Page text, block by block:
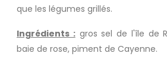
que les légumes grillés.
Ingrédients :gros sel de l'île de
baie de rose, piment de Cayenne.